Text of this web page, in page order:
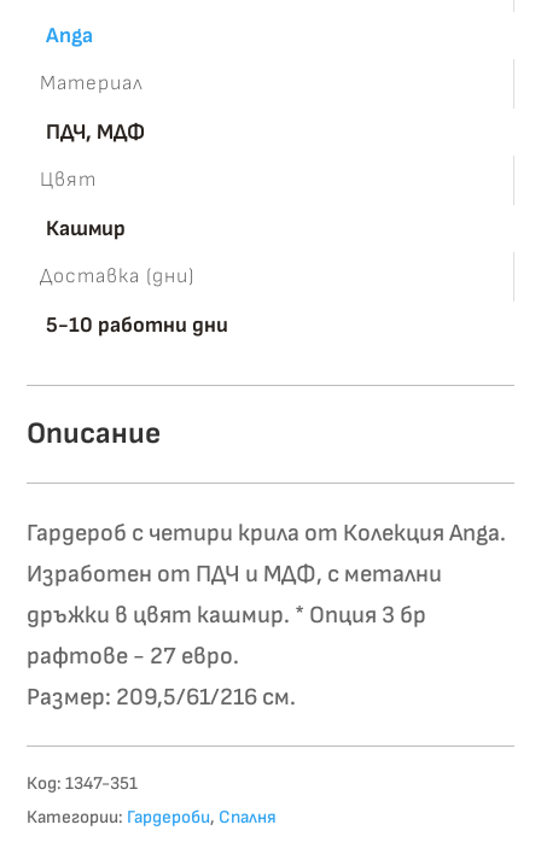
Anga
Материал
ПДЧ, МДФ
Цвят
Кашмир
Доставка (дни)
5-10 работни дни
Описание
Гардероб с четири крила от Колекция Anga.
Изработен от ПДЧ и МДФ, с метални
дръжки в цвят кашмир. * Опция 3 бр
рафтове - 27 евро.
Размер: 209,5/61/216 см.
Код:1347-351
Категории: Гардероби, Спалня